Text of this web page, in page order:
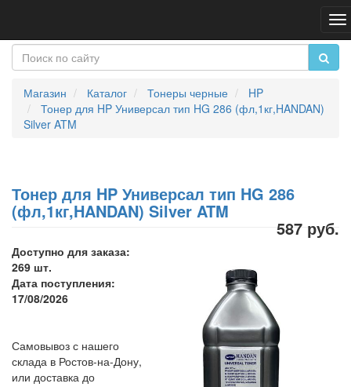
Магазин Каталог Тонеры черные
HP
Тонер для HP Универсал тип HG 286 (фл,1кг,HANDAN)
Silver ATM
Тонер для HP Универсал тип HG 286
(фл,1кг,HANDAN) Silver ATM
587 руб.
Доступно для заказа:
269 шт.
Дата поступления:
17/08/2026
Самовывоз с нашего
склада в Ростов-на-Дону,
или доставка до